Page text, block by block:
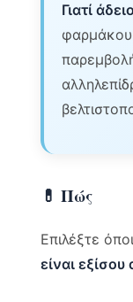
Γιατί
φαρμάκου
💊 Πώς
Επιλέξτε
είναι